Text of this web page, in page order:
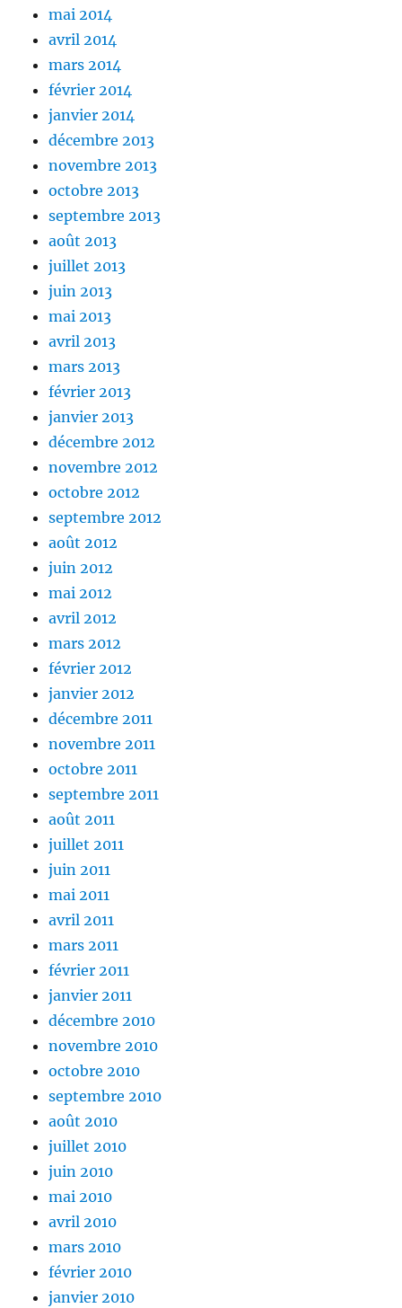
mai 2014
avril 2014
mars 2014
février 2014
janvier 2014
décembre 2013
novembre 2013
octobre 2013
septembre 2013
août 2013
juillet 2013
juin 2013
mai 2013
avril 2013
mars 2013
février 2013
janvier 2013
décembre 2012
novembre 2012
octobre 2012
septembre 2012
août 2012
juin 2012
mai 2012
avril 2012
mars 2012
février 2012
janvier 2012
décembre 2011
novembre 2011
octobre 2011
septembre 2011
août 2011
juillet 2011
juin 2011
mai 2011
avril 2011
mars 2011
février 2011
janvier 2011
décembre 2010
novembre 2010
octobre 2010
septembre 2010
août 2010
juillet 2010
juin 2010
mai 2010
avril 2010
mars 2010
février 2010
janvier 2010